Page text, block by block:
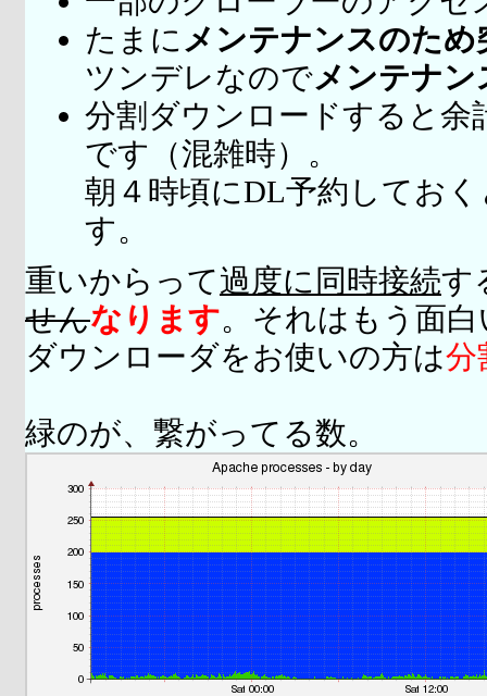
たまに メンテナンスのため
ツンデレなのでメンテナ
分割ダウンロードすると余
です（混雑時）。
朝４時頃にDL予約してお
す。
重いからって過度に同時接続す
せんなります。それはもう面
ダウンローダをお使いの方は分
緑のが、繋がってる数。